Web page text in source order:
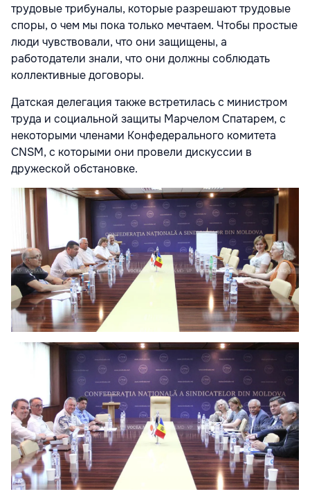
трудовые трибуналы, которые разрешают трудовые
споры, о чем мы пока только мечтаем. Чтобы простые
люди чувствовали, что они защи­щены, а
работодатели знали, что они должны соблюдать
коллективные договоры.
Датская делегация также встретилась с министром
труда и социальной защиты Марчелом Спатарем, с
некоторыми членами Конфедерального комитета
CNSM, с кото­рыми они провели дискуссии в
дружеской обстановке.